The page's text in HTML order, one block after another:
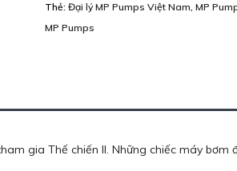
Thẻ:Đại lý MP Pumps Việt Nam,MP
MP Pumps
gia Thế chiến II. Những chiếc máy